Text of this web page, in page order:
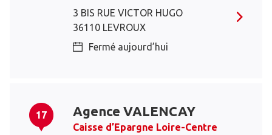
3 BIS RUE VICTOR HUGO
36110 LEVROUX
Fermé aujourd’hui
17 Agence VALENCAY
Caisse d’Epargne Loire-Centre